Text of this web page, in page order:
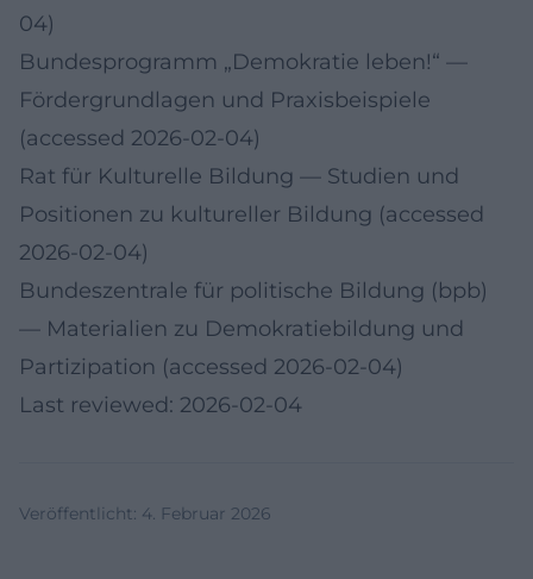
04)
Bundesprogramm „Demokratie leben!“ —
Fördergrundlagen und Praxisbeispiele
(accessed 2026-02-04)
Rat für Kulturelle Bildung — Studien und
Positionen zu kultureller Bildung (accessed
2026-02-04)
Bundeszentrale für politische Bildung (bpb)
— Materialien zu Demokratiebildung und
Partizipation (accessed 2026-02-04)
Last reviewed: 2026-02-04
Veröffentlicht: 4. Februar 2026